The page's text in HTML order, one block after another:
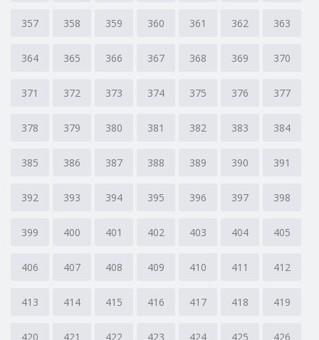
357 358 359 360 361 362 363
364 365 366 367 368 369 370
371 372 373 374 375 376 377
378 379 380 381 382 383 384
385 386 387 388 389 390 391
392 393 394 395 396 397 398
399 400 401 402 403 404 405
406 407 408 409 410 411 412
413 414 415 416 417 418 419
420 421 422 423 424 425 426